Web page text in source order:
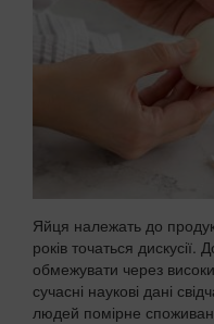
Яйця належать до
років точаться
обмежувати через
сучасні наукові дані
людей помірне